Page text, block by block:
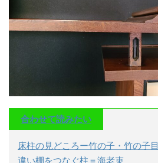
合わせて読みたい
床柱の見どころー竹の子・竹の子目
違い棚をつなぐ柱＝海老束